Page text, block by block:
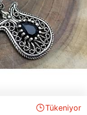
Tükeniyor